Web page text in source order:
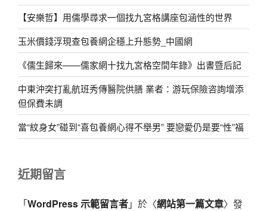
【安樂哲】用儒學尋求一個找九宮格講座包涵性的世界
玉米價錢浮現查包養網企穩上升態勢_中國網
《儒生歸來——儒家網十找九宮格空間年錄》出書暨后記
中東沖突打亂航班秀傳醫院供膳 業者：游玩保險咨詢增添
但保費未調
當“紋身女”碰到“喜包養網心得不舉男” 要戀愛仍是要“性”福
近期留言
「WordPress 示範留言者」於〈網站第一篇文章〉發